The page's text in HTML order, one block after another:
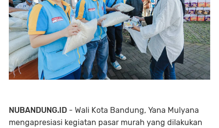
NUBANDUNG.ID - Wali Kota Bandung, Yana Mulyana
mengapresiasi kegiatan pasar murah yang dilakukan